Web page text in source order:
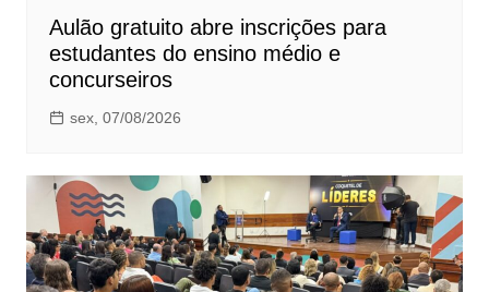
Aulão gratuito abre inscrições para
estudantes do ensino médio e
concurseiros
sex, 07/08/2026